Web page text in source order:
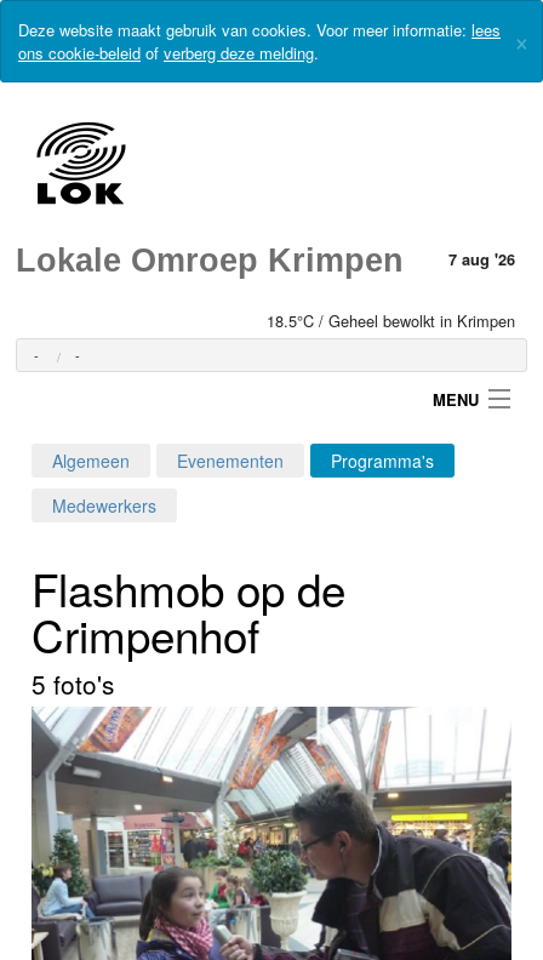
Deze website maakt gebruik van cookies. Voor meer informatie: lees
ons cookie-beleid of verberg deze melding. ×
Lokale Omroep Krimpen 7 aug '26
18.5°C / Geheel bewolkt in Krimpen
- -
MENU
Programma's
Foto's
Video
Webcam
Info
Algemeen Evenementen
Programma's
Medewerkers
Flashmob op de
Crimpenhof
5 foto's